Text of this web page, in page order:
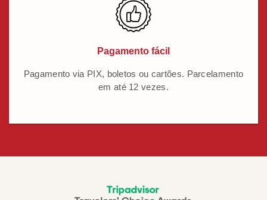
Pagamento fácil
Pagamento via PIX, boletos ou cartões. Parcelamento
em até 12 vezes.